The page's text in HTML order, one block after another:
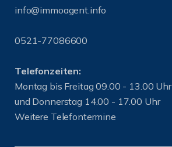
info@immoagent.info
0521-77086600
Telefonzeiten:
Montag bis Freitag 09.00 - 13.00 Uhr
und Donnerstag 14.00 - 17.00 Uhr
Weitere Telefontermine